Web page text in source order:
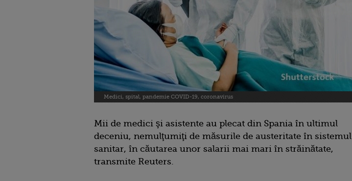
Medici, spital, pandemie COVID-19, coronavirus
Mii de medici şi asistente au plecat din Spania în ultimul
deceniu, nemulţumiţi de măsurile de austeritate în sistemul
sanitar, în căutarea unor salarii mai mari în străinătate,
transmite Reuters.